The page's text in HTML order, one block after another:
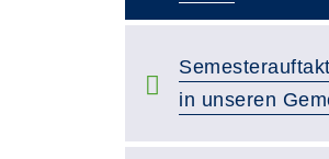
in unseren